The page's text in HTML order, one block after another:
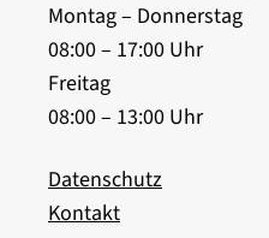
Montag – Donnerstag
08:00 – 17:00 Uhr
Freitag
08:00 – 13:00 Uhr
Datenschutz
Kontakt